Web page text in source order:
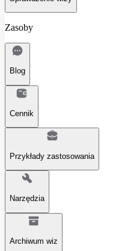
Zasoby
Blog
Cennik
Przykłady zastosowania
Narzędzia
Archiwum wiz